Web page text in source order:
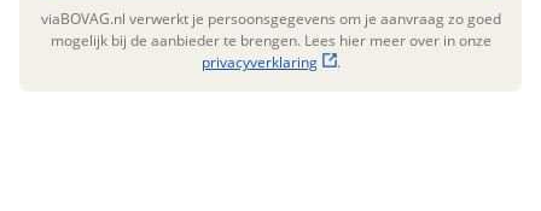
viaBOVAG.nl verwerkt je persoonsgegevens om je aanvraag zo goed
mogelijk bij de aanbieder te brengen. Lees hier meer over in onze
privacyverklaring
.